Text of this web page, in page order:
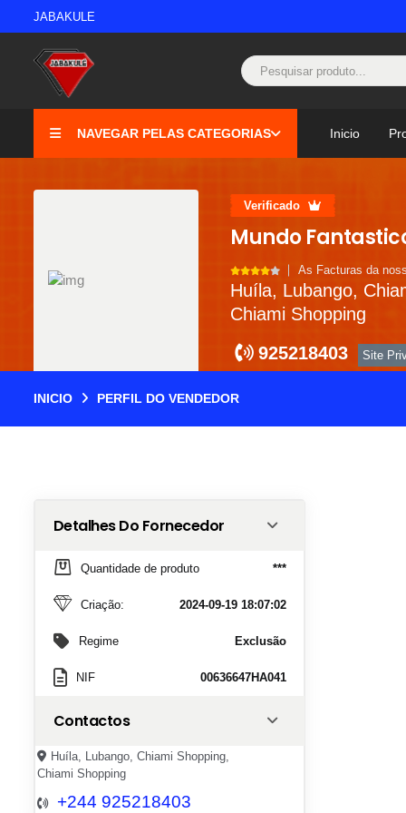
JABAKULE
NAVEGAR PELAS CATEGORIAS Inicio
Verificado
Mundo
As Facturas da
Huíla, Lubango,
Chiami Shopping
925218403
Site
INICIO PERFIL DO VENDEDOR
Detalhes Do Fornecedor
Quantidade de produto ***
Criação: 2024-09-19 18:07:02
Regime Exclusão
NIF 00636647HA041
Contactos
Huíla, Lubango, Chiami Shopping,
Chiami Shopping
+244 925218403